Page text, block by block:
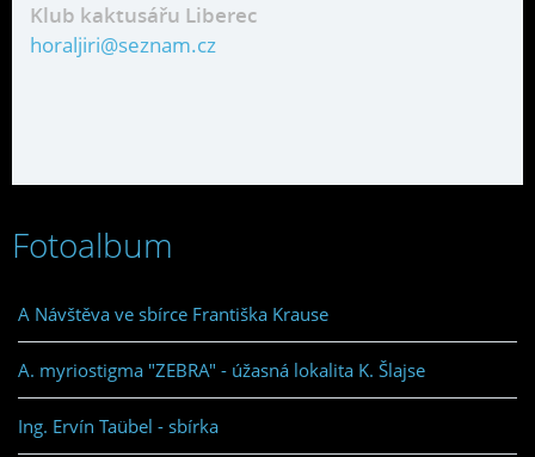
Klub kaktusářu Liberec
horaljiri@seznam.cz
Fotoalbum
A Návštěva ve sbírce Františka Krause
A. myriostigma "ZEBRA" - úžasná lokalita K. Šlajse
Ing. Ervín Taübel - sbírka